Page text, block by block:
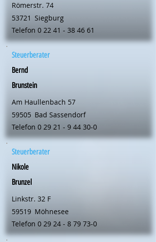
Römerstr. 74
53721 Siegburg
Telefon 0 22 41 - 38 46 61
Steuerberater
Bernd
Brunstein
Am Haullenbach 57
59505 Bad Sassendorf
Telefon 0 29 21 - 9 44 30-0
Steuerberater
Nikole
Brunzel
Linkstr. 32 F
59519 Möhnesee
Telefon 0 29 24 - 8 79 73-0